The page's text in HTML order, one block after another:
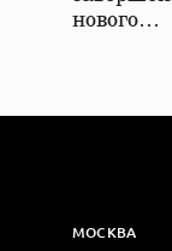
нового…
МОСКВА